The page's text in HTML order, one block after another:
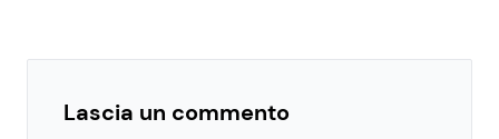
Lascia un commento